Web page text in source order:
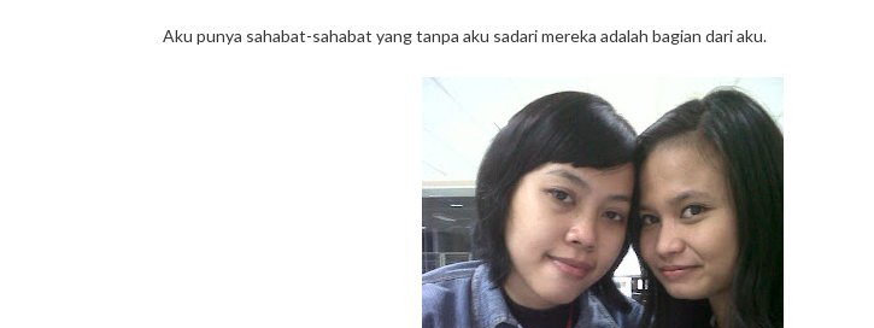
Aku punya sahabat-sahabat yang tanpa aku sadari mereka adalah bagian dari aku.